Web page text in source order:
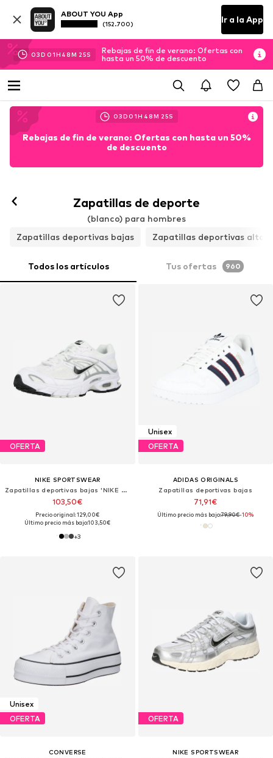
ABOUT YOU App
(152.700) Ir a la App
03D 01H 48M 24S
Rebajas de fin de verano: Ofertas con
hasta un 50% de descuento
03D 01H 48M 24S
Rebajas de fin de verano: Ofertas con hasta un 50%
de descuento
Zapatillas de deporte
(blanco) para hombres
Zapatillas deportivas bajas
Zapatillas deportivas altas
Todos los artículos Tus ofertas 960
OFERTA
NIKE SPORTSWEAR
Zapatillas deportivas bajas 'NIKE AIR MAX MOTO 2K'
103,50€
Precio original: 129,00€
Último precio más bajo:103,50€
+3
Unisex
OFERTA
ADIDAS ORIGINALS
Zapatillas deportivas bajas
71,91€
Último precio más bajo:79,90€-10%
Unisex
OFERTA
CONVERSE
OFERTA
NIKE SPORTSWEAR